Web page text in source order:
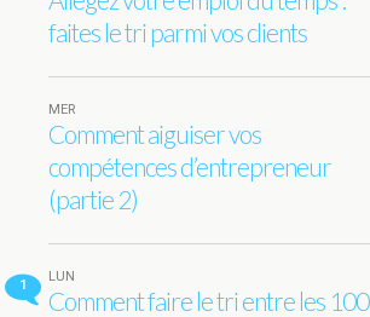
faites le tri parmi vos clients
MER
Comment aiguiser vos
compétences d’entrepreneur
(partie 2)
1
LUN
Comment faire le tri entre les 100